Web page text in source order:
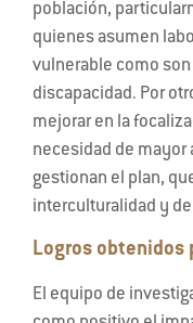
población,
quienes asumen
vulnerable como
discapacidad. Por
mejorar en la
necesidad de mayor
gestionan el plan,
interculturalidad y
Logros obtenidos
El equipo de